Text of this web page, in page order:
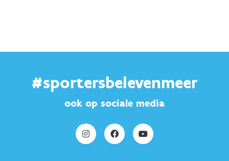
#sportersbelevenmeer
ook op sociale media